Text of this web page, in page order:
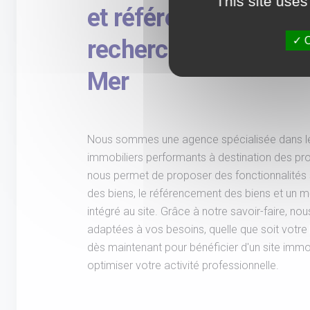
et référencement des
recherche intégrée
Mer
Nous sommes une agence spécialisée dans
immobiliers performants à destination des
nous permet de proposer des
des biens, le référencement des biens et un
intégré au site. Grâce à notre savoir-faire,
adaptées à vos besoins, quelle que soit
dès maintenant pour bénéficier d'un site
optimiser votre activité professionnelle.